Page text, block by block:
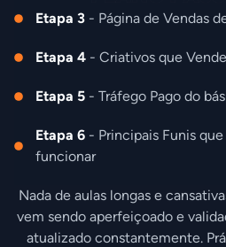
Etapa 3- Página de Vendas
Etapa 4- Criativos que
Etapa 5- Tráfego Pago do
Etapa 6- Principais Funis
funcionar
Nada de aulas longas e
vem sendo aperfeiçoado e
atualizado constantemente.